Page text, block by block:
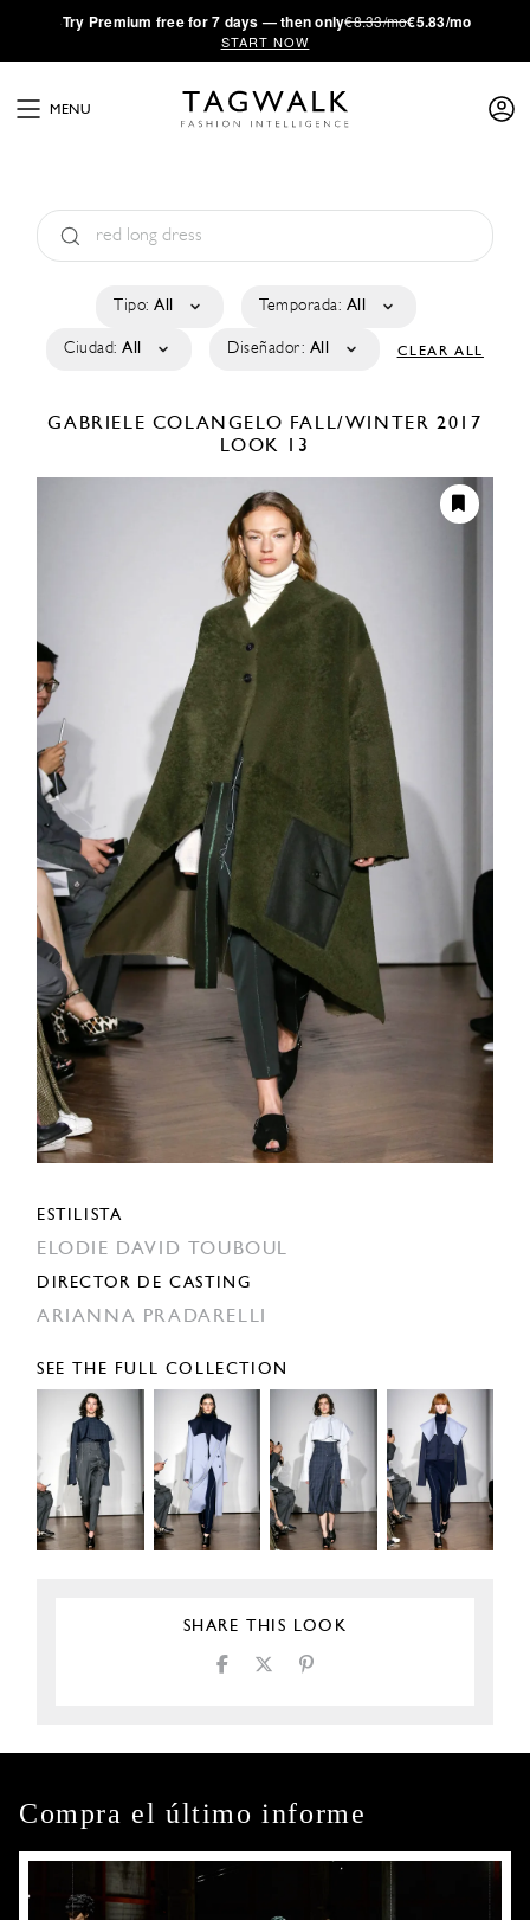
·Try Premium free for 7 days — then only€8.33/mo€5.83/mo
START NOW
MENU
Tipo: All Temporada: All
Ciudad: All Diseñador: All CLEAR ALL
GABRIELE COLANGELO FALL/WINTER 2017
LOOK 13
ESTILISTA
ELODIE DAVID TOUBOUL
DIRECTOR DE CASTING
ARIANNA PRADARELLI
SEE THE FULL COLLECTION
SHARE THIS LOOK
Compra el último informe